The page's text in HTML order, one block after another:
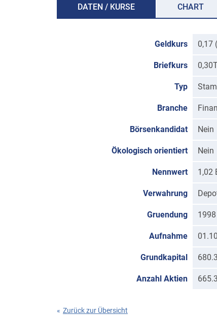
DATEN / KURSE CHART
Geldkurs 0,17
Briefkurs
Typ
Branche
Börsenkandidat Nein
Ökologisch orientiert Nein
Nennwert 1,02
Verwahrung
Gruendung 1998
Aufnahme
Grundkapital
Anzahl Aktien
« Zurück zur Übersicht